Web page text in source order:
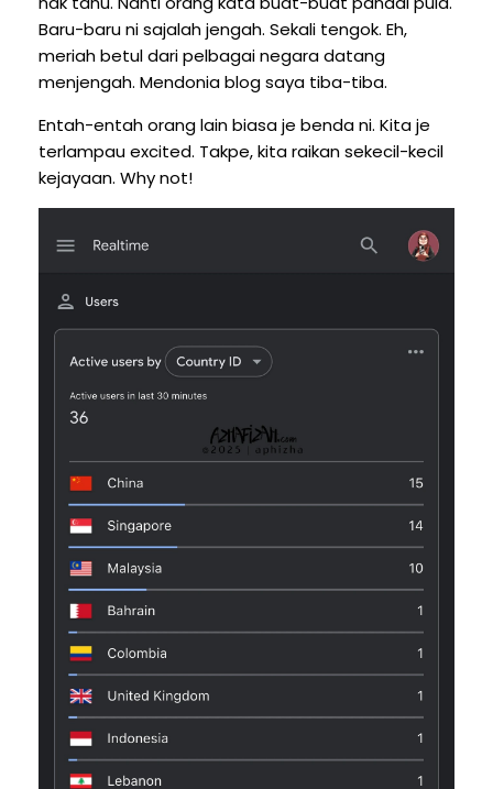
Baru-baru ni sajalah jengah. Sekali tengok. Eh,
meriah betul dari pelbagai negara datang
menjengah. Mendonia blog saya tiba-tiba.
Entah-entah orang lain biasa je benda ni. Kita je
terlampau excited. Takpe, kita raikan sekecil-kecil
kejayaan. Why not!